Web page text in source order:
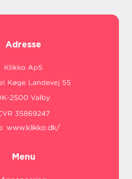
Adresse
www.klikko.dk/
Menu